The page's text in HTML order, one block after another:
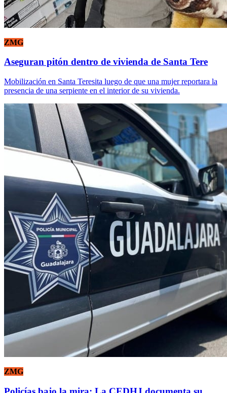
ZMG
Aseguran pitón dentro de vivienda de Santa Tere
Mobilización en Santa Teresita luego de que una mujer reportara la
presencia de una serpiente en el interior de su vivienda.
ZMG